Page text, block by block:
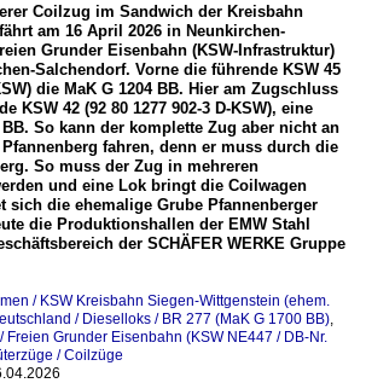
Coilzug im Sandwich der Kreisbahn
am 16 April 2026 in Neunkirchen-
Grunder Eisenbahn (KSW-Infrastruktur)
Salchendorf. Vorne die führende KSW 45
die MaK G 1204 BB. Hier am Zugschluss
KSW 42 (92 80 1277 902-3 D-KSW), eine
BB. So kann der komplette Zug aber nicht an
fahren, denn er muss durch die
So muss der Zug in mehreren
und eine Lok bringt die Coilwagen
sich die ehemalige Grube Pfannenberger
die Produktionshallen der EMW Stahl
der SCHÄFER WERKE Gruppe
/ KSW Kreisbahn Siegen-Wittgenstein (ehem.
/ Dieselloks / BR 277 (MaK G 1700 BB)
Freien Grunder Eisenbahn (KSW NE447 / DB-Nr.
/ Coilzüge